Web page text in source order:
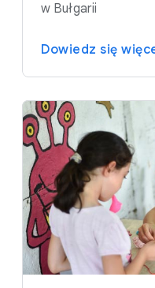
w Bułgarii
Dowiedz się